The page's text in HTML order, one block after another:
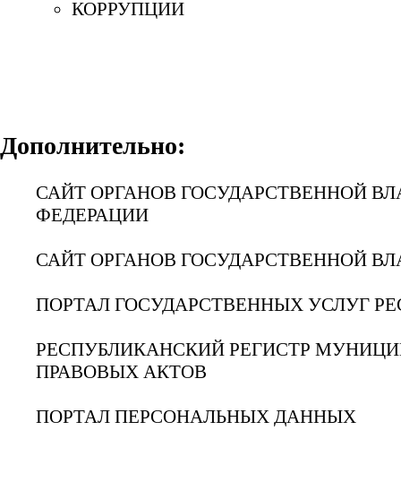
КОРРУПЦИИ
Дополнительно:
САЙТ ОРГАНОВ ГОСУДАРСТВЕННОЙ
ФЕДЕРАЦИИ
САЙТ ОРГАНОВ ГОСУДАРСТВЕННОЙ
ПОРТАЛ ГОСУДАРСТВЕННЫХ УСЛУГ
РЕСПУБЛИКАНСКИЙ РЕГИСТР
ПРАВОВЫХ АКТОВ
ПОРТАЛ ПЕРСОНАЛЬНЫХ ДАННЫХ